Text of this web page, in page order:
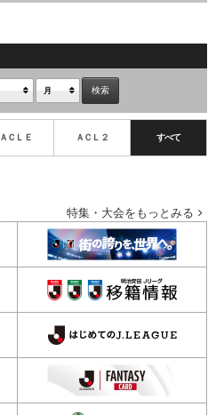
ＡＣＬＥ ＡＣＬ２ すべて
特集・大会をもっとみる